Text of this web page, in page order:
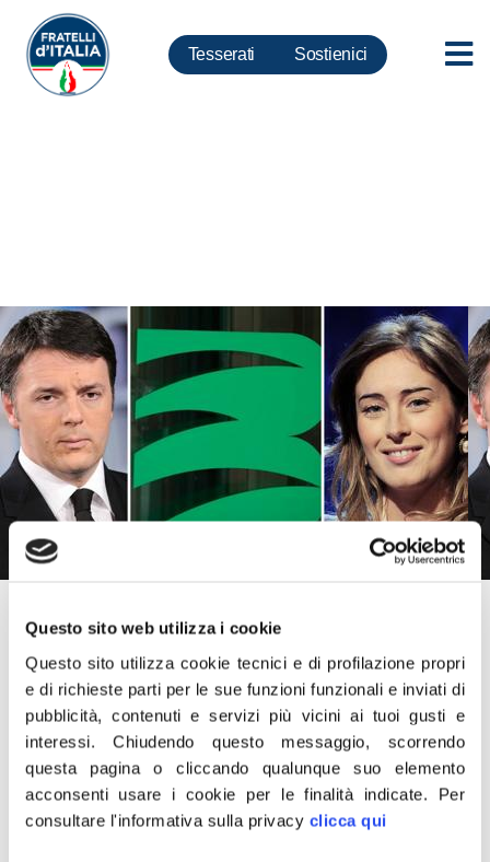
Questo sito web utilizza i cookie
Questo sito utilizza cookie tecnici e di profilazione propri
e di richieste parti per le sue funzioni funzionali e inviati di
pubblicità, contenuti e servizi più vicini ai tuoi gusti e
interessi.Chiudendo questo messaggio, scorrendo
questa pagina o cliccando qualunque suo elemento
acconsenti usare i cookie per le finalità indicate. Per
consultare l'informativa sulla privacy clicca qui
Tesserati Sostienici
11 Dicembre 2015
«Anche Pd e Scelta Civica chiedono una commissione
parlamentare d’inchiesta sul recente fallimento delle quattro
banche. Perfetto, con loro a svolgere il solito ruolo di avvocati
d’ufficio di banche, banchieri, lobbisti e finanzieri, nella
commissione parlamentare d’inchiesta sarà assicurato un
“giusto processo” al sistema bancario italiano».